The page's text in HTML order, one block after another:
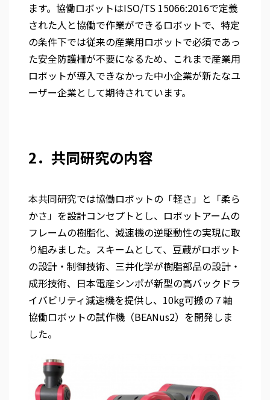
ます。協働ロボットはISO/TS 15066:2016で定義
された人と協働で作業ができるロボットで、特定
の条件下では従来の産業用ロボットで必須であっ
た安全防護柵が不要になるため、これまで産業用
ロボットが導入できなかった中小企業が新たなユ
ーザー企業として期待されています。
2．共同研究の内容
本共同研究では協働ロボットの「軽さ」と「柔ら
かさ」を設計コンセプトとし、ロボットアームの
フレームの樹脂化、減速機の逆駆動性の実現に取
り組みました。スキームとして、豆蔵がロボット
の設計・制御技術、三井化学が樹脂部品の設計・
成形技術、日本電産シンポが新型の高バックドラ
イバビリティ減速機を提供し、10kg可搬の７軸
協働ロボットの試作機（BEANus2）を開発しま
した。